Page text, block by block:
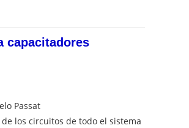
capacitadores
Passat
los circuitos de todo el sistema